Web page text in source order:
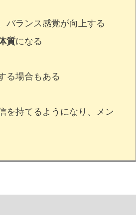
バランス感覚が向上する
質になる
る場合もある
を持てるようになり、メン